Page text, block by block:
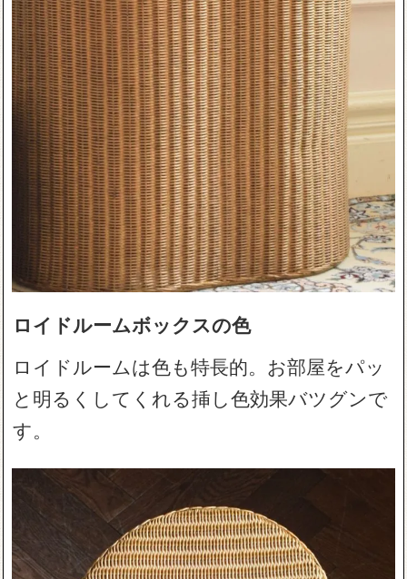
ロイドルームボックスの色
ロイドルームは色も特長的。お部屋をパッ
と明るくしてくれる挿し色効果バツグンで
す。